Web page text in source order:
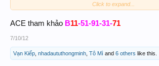
A: x5
KH07/10 = 57-75????
Click to expand...
ACE tham khảo B11-51-91-31-71
7/10/12
Vạn Kiếp nhadaututhongminh Tô Mì and 6 others like this.